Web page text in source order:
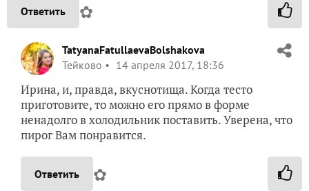
Ответить ✿
TatyanaFatullaevaBolshakova
Тейково
14 апреля 2017, 18:36
Ирина, и, правда, вкуснотища. Когда тесто
приготовите, то можно его прямо в форме
ненадолго в холодильник поставить. Уверена, что
пирог Вам понравится.
Ответить ✿